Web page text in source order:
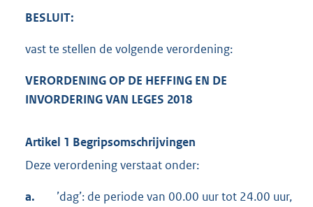
BESLUIT:
vast te stellen de volgende verordening:
VERORDENING OP DE HEFFING EN DE
INVORDERING VAN LEGES 2018
Artikel 1 Begripsomschrijvingen
Deze verordening verstaat onder:
a.
’dag’: de periode van 00.00 uur tot 24.00 uur,